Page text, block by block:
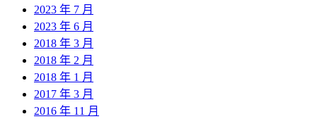
2023 年 7 月
2023 年 6 月
2018 年 3 月
2018 年 2 月
2018 年 1 月
2017 年 3 月
2016 年 11 月